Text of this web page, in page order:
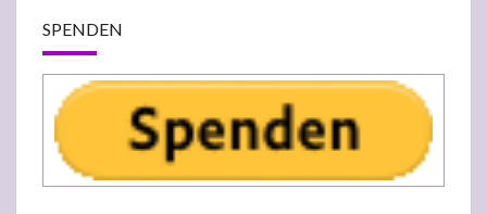
SPENDEN